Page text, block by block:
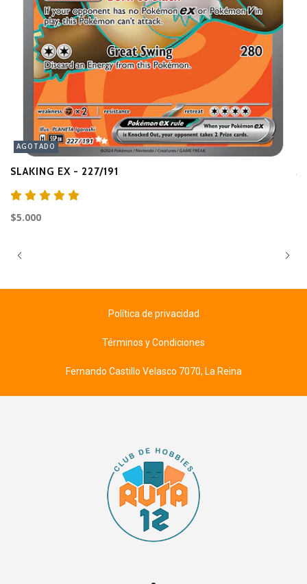
AGOTADO
SLAKING EX - 227/191
$5.000
Política de privacidad
Términos y Condiciones
Fernando Castillo Velasco 7070, La Reina